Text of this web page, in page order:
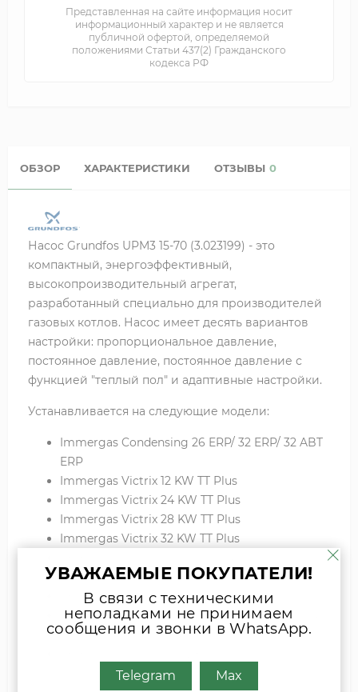
Представленная на сайте информация носит
информационный характер и не является
публичной офертой, определяемой
положениями Статьи 437(2) Гражданского
кодекса РФ
ОБЗОР ХАРАКТЕРИСТИКИ ОТЗЫВЫ 0
Насос Grundfos UPM3 15-70 (3.023199) - это
компактный, энергоэффективный,
высокопроизводительный агрегат,
разработанный специально для производителей
газовых котлов. Насос имеет десять вариантов
настройки: пропорциональное давление,
постоянное давление, постоянное давление с
функцией "теплый пол" и адаптивные настройки.
Устанавливается на следующие модели:
Immergas Condensing 26 ERP/ 32 ERP/ 32 ABT
ERP
Immergas Victrix 12 KW TT Plus
Immergas Victrix 24 KW TT Plus
Immergas Victrix 28 KW TT Plus
Immergas Victrix 32 KW TT Plus
Immergas Victrix 24 TT ERP
Immergas Victrix 32 TT ERP
Immergas Victrix Maior 28 TT/ 35 TT/ 35 TT plus
Immergas Victrix Zeus Superior 26 ERP/ 32 ERP
УВАЖАЕМЫЕ ПОКУПАТЕЛИ!
В связи с техническими
неполадками не принимаем
сообщения и звонки в WhatsApp.
Telegram Max